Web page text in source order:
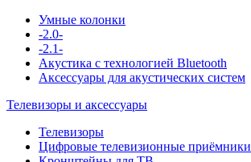
Умные колонки
-2.0-
-2.1-
Акустика с технологией Bluetooth
Аксессуары для акустических систем
Телевизоры и аксессуары
Телевизоры
Цифровые телевизионные приёмники